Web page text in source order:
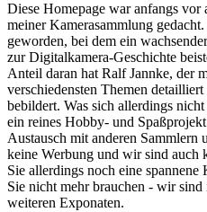
Diese Homepage war anfangs
meiner Kamerasammlung
geworden, bei dem ein
zur Digitalkamera-Geschichte
Anteil daran hat Ralf Jannke, der
verschiedensten Themen
bebildert. Was sich allerdings
ein reines Hobby- und
Austausch mit anderen Sammlern
keine Werbung und wir sind auch
Sie allerdings noch eine
Sie nicht mehr brauchen - wir sind
weiteren Exponaten.